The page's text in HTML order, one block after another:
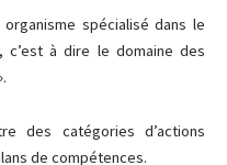
spécialisé dans le
c’est à dire le domaine des
des catégories d’actions
de compétences.